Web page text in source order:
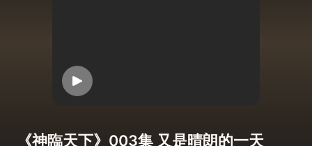
《神臨天下》003集 又是晴朗的一天